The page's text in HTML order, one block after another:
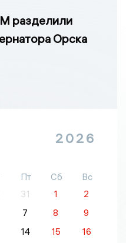
разделили
Орска
2026
Пт Сб
Вс
31 1
2
7 8
9
14 15
16